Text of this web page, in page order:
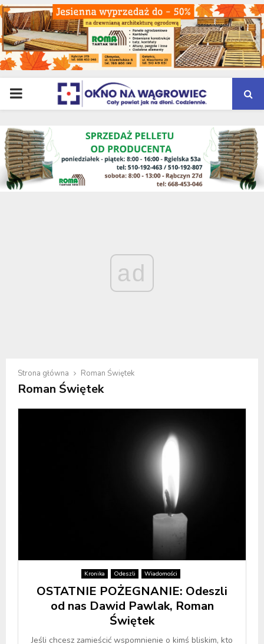
PRIMARY
MENU
ad
Strona główna Roman Świętek
Roman Świętek
Kronika Odeszli Wiadomości
OSTATNIE POŻEGNANIE: Odeszli
od nas Dawid Pawlak, Roman
Świętek
Jeśli chcesz zamieścić wspomnienie o kimś bliskim, kto